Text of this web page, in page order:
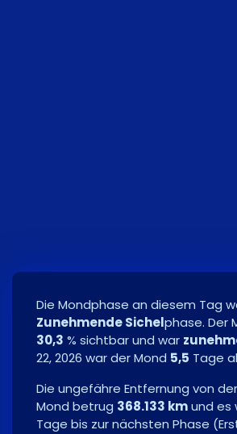
Die Mondphase an diesem Tag
Zunehmende Sichelphase. Der
30,3 % sichtbar und war
22, 2026 war der Mond 5,5 Tage
Die ungefähre Entfernung von
Mond betrug 368.133 kmund es
Tage bis zur nächsten Phase (